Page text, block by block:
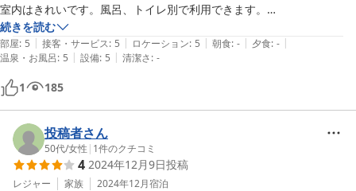
室内はきれいです。風呂、トイレ別で利用できます。
周辺にはスーパーもあり、買い出しも便利。
スタッフさんとはチェックインの時しか会いませんが、屋久島の見どこ
ろを
続きを読む
部屋: 5 | 接客・サービス: 5 | ロケーション: 5 | 朝食: - | 夕食: - |
温泉・お風呂: 5 | 設備: 5 | 清潔さ: -
1 185
投稿者さん
50代/女性 | 1件のクチコミ
4 2024年12月9日投稿
レジャー 家族 2024年12月宿泊